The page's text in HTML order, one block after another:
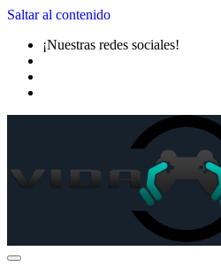
Saltar al contenido
¡Nuestras redes sociales!